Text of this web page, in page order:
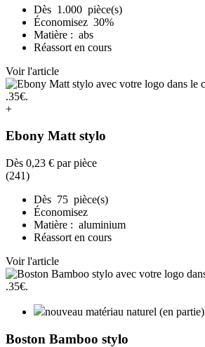
Dès 1.000 pièce(s)
Économisez 30%
Matière : abs
Réassort en cours
Voir l'article
+
Ebony Matt stylo
Dès 0,23 € par pièce
(241)
Dès 75 pièce(s)
Économisez
Matière : aluminium
Réassort en cours
Voir l'article
nouveau matériau naturel (en partie)
Boston Bamboo stylo